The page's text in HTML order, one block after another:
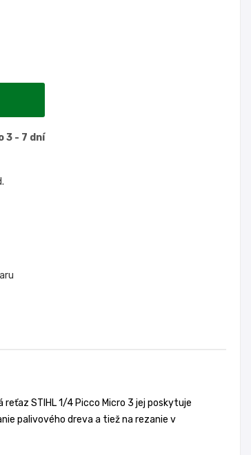
3 - 7 dní
STIHL 1/4 Picco Micro 3 jej poskytuje
palivového dreva a tiež na rezanie v